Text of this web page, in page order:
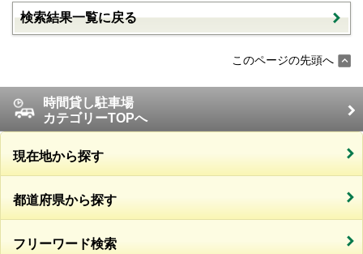
検索結果一覧に戻る
このページの先頭へ
時間貸し駐車場
カテゴリーTOPへ
現在地から探す
都道府県から探す
フリーワード検索